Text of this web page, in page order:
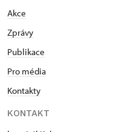
Akce
Zprávy
Publikace
Pro média
Kontakty
KONTAKT